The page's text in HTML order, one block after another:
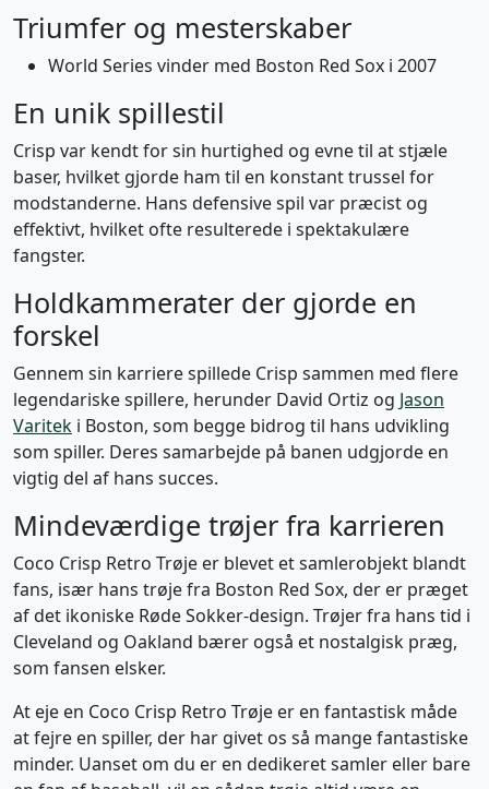
Triumfer og mesterskaber
World Series vinder med Boston Red Sox i 2007
En unik spillestil
Crisp var kendt for sin hurtighed og evne til at stjæle
baser, hvilket gjorde ham til en konstant trussel for
modstanderne. Hans defensive spil var præcist og
effektivt, hvilket ofte resulterede i spektakulære
fangster.
Holdkammerater der gjorde en
forskel
Gennem sin karriere spillede Crisp sammen med flere
legendariske spillere, herunder David Ortiz og Jason
Varitek i Boston, som begge bidrog til hans udvikling
som spiller. Deres samarbejde på banen udgjorde en
vigtig del af hans succes.
Mindeværdige trøjer fra karrieren
Coco Crisp Retro Trøje er blevet et samlerobjekt blandt
fans, især hans trøje fra Boston Red Sox, der er præget
af det ikoniske Røde Sokker-design. Trøjer fra hans tid i
Cleveland og Oakland bærer også et nostalgisk præg,
som fansen elsker.
At eje en Coco Crisp Retro Trøje er en fantastisk måde
at fejre en spiller, der har givet os så mange fantastiske
minder. Uanset om du er en dedikeret samler eller bare